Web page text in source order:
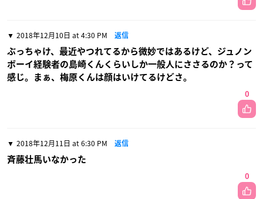
2018年12月10日 at 4:30 PM 返信
ぶっちゃけ、最近やつれてるから微妙ではあるけど、ジュノン
ボーイ経験者の島崎くんくらいしか一般人にささるのか？って
感じ。まぁ、梅原くんは顔はいけてるけどさ。
0
2018年12月11日 at 6:30 PM 返信
斉藤壮馬いなかった
0